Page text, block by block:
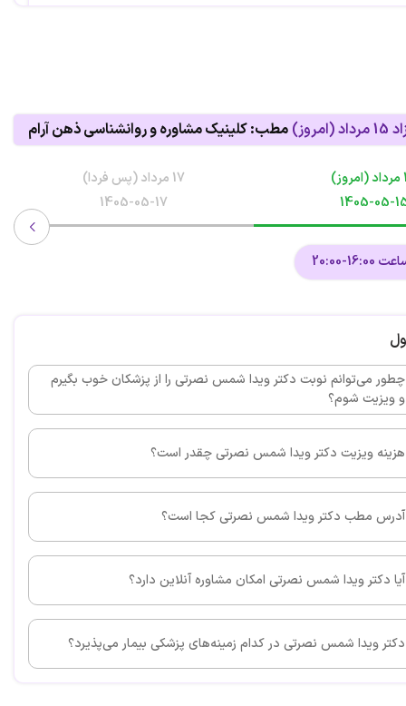
بی‌نظیر بود
این پزشک را پیشنهاد می کنم
این پزشک را پیشنهاد می کنم
این پزشک را پیشنهاد می کنم
15 مرداد (امروز) مطب: کلینیک مشاوره و روانشناسی ذهن آرام
1405-05-
20:00
17 مرداد (پس فردا)
1405-05-17
چطور می‌توانم نوبت دکتر ویدا شمس نصرتی را از پزشکان خوب بگیرم
و ویزیت شوم؟
هزینه ویزیت دکتر ویدا شمس نصرتی چقدر است؟
آدرس مطب دکتر ویدا شمس نصرتی کجا است؟
آیا دکتر ویدا شمس نصرتی امکان مشاوره آنلاین دارد؟
دکتر ویدا شمس نصرتی در کدام زمینه‌های پزشکی بیمار می‌پذیرد؟